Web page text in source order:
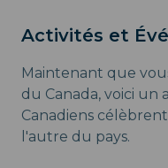
Activités et
Maintenant que
du Canada, voici
Canadiens
l'autre du pays.